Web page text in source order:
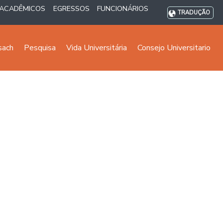
EGRESSOS FUNCIONÁRIOS TRADUÇÃO
Pesquisa Vida Universitária Consejo Universitario